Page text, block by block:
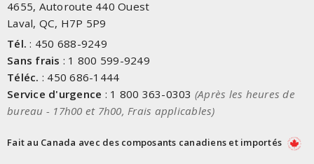
4655, Autoroute 440 Ouest
Laval, QC, H7P 5P9
Tél. : 450 688-9249
Sans frais : 1 800 599-9249
Téléc. : 450 686-1444
Service d'urgence : 1 800 363-0303 (Après les heures de
bureau - 17h00 et 7h00, Frais applicables)
Fait au Canada avec des composants canadiens et importés